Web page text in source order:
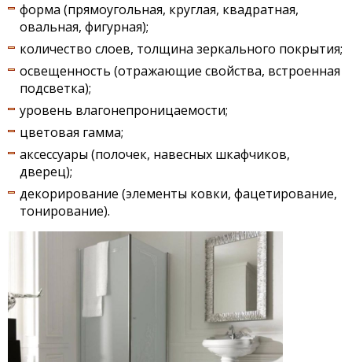
форма (прямоугольная, круглая, квадратная,
овальная, фигурная);
количество слоев, толщина зеркального покрытия;
освещенность (отражающие свойства, встроенная
подсветка);
уровень влагонепроницаемости;
цветовая гамма;
аксессуары (полочек, навесных шкафчиков,
дверец);
декорирование (элементы ковки, фацетирование,
тонирование).